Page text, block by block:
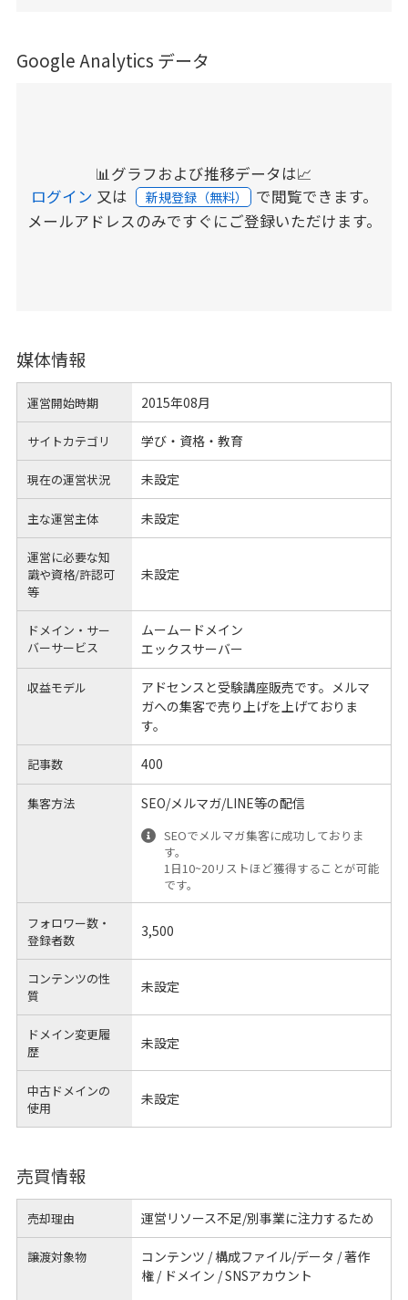
Google Analytics データ
📊グラフおよび推移データは📈
ログイン 又は 新規登録（無料） で閲覧できます。
メールアドレスのみですぐにご登録いただけます。
媒体情報
運営開始時期 2015年08月
サイトカテゴリ 学び・資格・教育
現在の運営状況 未設定
主な運営主体 未設定
運営に必要な知
識や資格/許認可
等
未設定
ドメイン・サー
バーサービス
ムームードメイン
エックスサーバー
収益モデル
アドセンスと受験講座販売です。メルマ
ガへの集客で売り上げを上げておりま
す。
記事数 400
集客方法 SEO/メルマガ/LINE等の配信
SEOでメルマガ集客に成功しておりま
す。
1日10~20リストほど獲得することが可能
です。
フォロワー数・
登録者数
3,500
コンテンツの性
質
未設定
ドメイン変更履
歴
未設定
中古ドメインの
使用
未設定
売買情報
売却理由 運営リソース不足/別事業に注力するため
譲渡対象物
コンテンツ / 構成ファイル/データ / 著作
権 / ドメイン / SNSアカウント